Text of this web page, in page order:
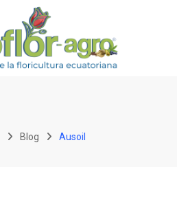
Blog Ausoil